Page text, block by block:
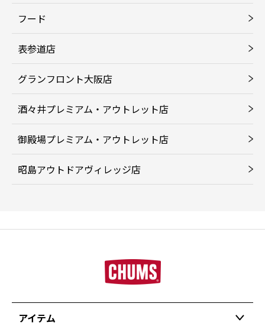
フード
表参道店
グランフロント大阪店
酒々井プレミアム・アウトレット店
御殿場プレミアム・アウトレット店
昭島アウトドアヴィレッジ店
アイテム